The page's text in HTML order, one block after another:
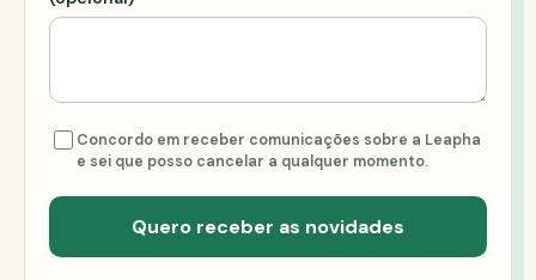
Concordo em receber comunicações sobre a Leapha
e sei que posso cancelar a qualquer momento.
Quero receber as novidades